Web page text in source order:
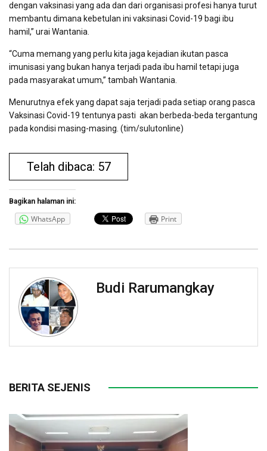
dengan vaksinasi yang ada dan dari organisasi profesi hanya turut
membantu dimana kebetulan ini vaksinasi Covid-19 bagi ibu
hamil,” urai Wantania.
“Cuma memang yang perlu kita jaga kejadian ikutan pasca
imunisasi yang bukan hanya terjadi pada ibu hamil tetapi juga
pada masyarakat umum,” tambah Wantania.
Menurutnya efek yang dapat saja terjadi pada setiap orang pasca
Vaksinasi Covid-19 tentunya pasti akan berbeda-beda tergantung
pada kondisi masing-masing. (tim/sulutonline)
Telah dibaca: 57
Bagikan halaman ini:
WhatsApp Print
Budi Rarumangkay
BERITA SEJENIS